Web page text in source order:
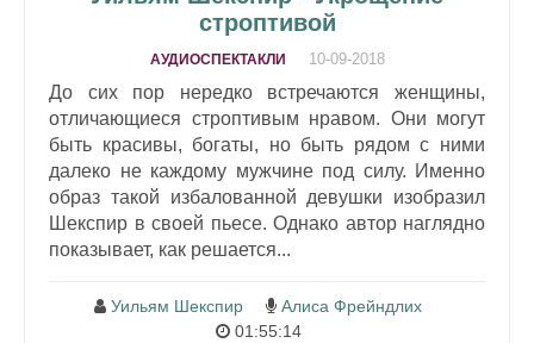
строптивой
АУДИОСПЕКТАКЛИ 10-09-2018
До сих пор нередко встречаются женщины,
отличающиеся строптивым нравом. Они могут
быть красивы, богаты, но быть рядом с ними
далеко не каждому мужчине под силу. Именно
образ такой избалованной девушки изобразил
Шекспир в своей пьесе. Однако автор наглядно
показывает, как решается...
Уильям Шекспир
Алиса Фрейндлих
01:55:14